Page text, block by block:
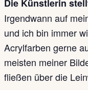
Die Künstlerin
Irgendwann auf
und ich bin immer
Acrylfarben gerne
meisten meiner
fließen über die